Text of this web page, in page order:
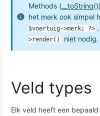
Methods ( __toString()
het merk ook simpel
$voertuig->merk; ?>
>render()
niet nodig.
Veld types
Elk veld heeft een